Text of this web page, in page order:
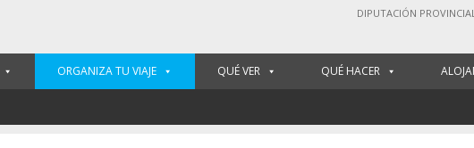
DIPUTACIÓN
ORGANIZA TU VIAJE QUÉ VER QUÉ HACER